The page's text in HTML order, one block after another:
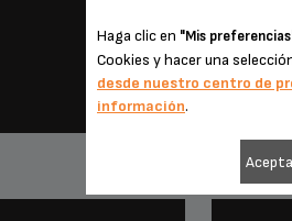
Haga clic en "Mis
Cookies y hacer una
desde nuestro centro de
información.